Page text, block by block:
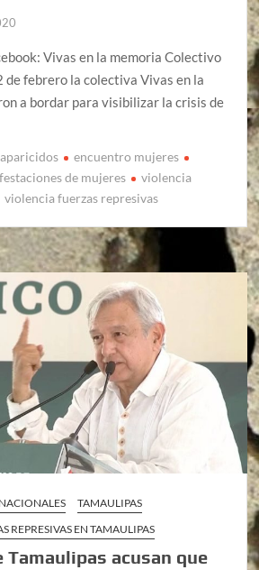
Vivas en la memoria Colectivo
de febrero la colectiva Vivas en la
a bordar para visibilizar la crisis de
encuentro mujeres
de mujeres
violencia
violencia fuerzas represivas
TAMAULIPAS
REPRESIVAS EN TAMAULIPAS
Tamaulipas acusan que